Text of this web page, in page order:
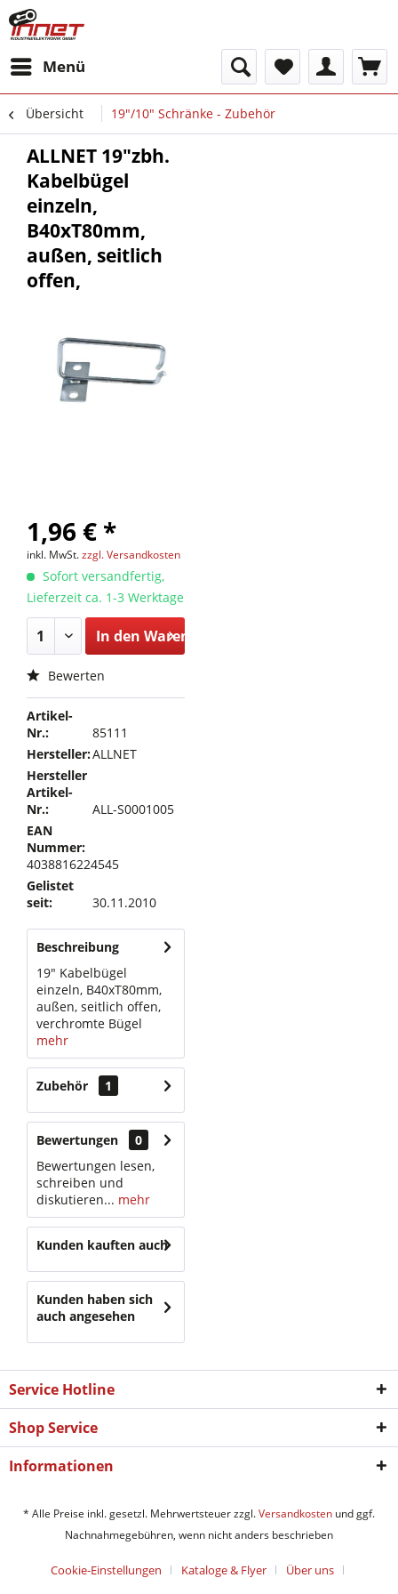
Menü
Übersicht 19"/10" Schränke - Zubehör
ALLNET 19"zbh.
Kabelbügel
einzeln,
B40xT80mm,
außen, seitlich
offen,
1,96 € *
inkl. MwSt.zzgl. Versandkosten
Sofort versandfertig,
Lieferzeit ca. 1-3 Werktage
In den Warenkorb
Bewerten
Artikel-
Nr.:
85111
Hersteller:ALLNET
Hersteller
Artikel-
Nr.:
ALL-S0001005
EAN
Nummer:
4038816224545
Gelistet
seit:
30.11.2010
Beschreibung
19" Kabelbügel
einzeln, B40xT80mm,
außen, seitlich offen,
verchromte Bügel
mehr
Zubehör 1
Bewertungen
0
Bewertungen lesen,
schreiben und
diskutieren... mehr
Kunden kauften auch
Kunden haben sich
auch angesehen
Service Hotline
Shop Service
Informationen
* Alle Preise inkl. gesetzl. Mehrwertsteuer zzgl.Versandkosten und ggf.
Nachnahmegebühren, wenn nicht anders beschrieben
Cookie-Einstellungen Kataloge & Flyer
Über uns